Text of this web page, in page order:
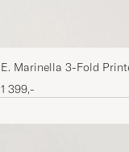
E. Marinella 3-Fold
1 399,-